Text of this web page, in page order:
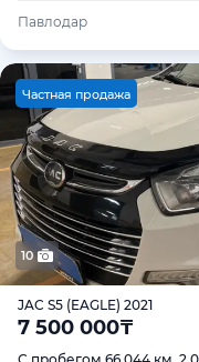
Павлодар
Частная продажа
10
JAC S5 (EAGLE) 2021
7 500 000₸